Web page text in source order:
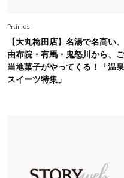
今、40代の
に更新あり
Fashion
オシャレ40
いめハーフ
Prtimes
【大丸梅田店】名湯で名高い、
由布院・有馬・鬼怒川から、ご
当地菓子がやってくる！「温泉
スイーツ特集」